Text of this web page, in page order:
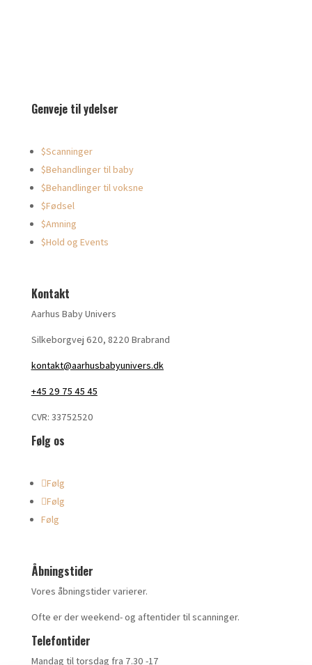
Genveje til ydelser
$Scanninger
$Behandlinger til baby
$Behandlinger til voksne
$Fødsel
$Amning
$Hold og Events
Kontakt
Aarhus Baby Univers
Silkeborgvej 620, 8220 Brabrand
kontakt@aarhusbabyunivers.dk
+45 29 75 45 45
CVR: 33752520
Følg os
Følg
Følg
Følg
Åbningstider
Vores åbningstider varierer.
Ofte er der weekend- og aftentider til scanninger.
Telefontider
Mandag til torsdag fra 7.30 -17